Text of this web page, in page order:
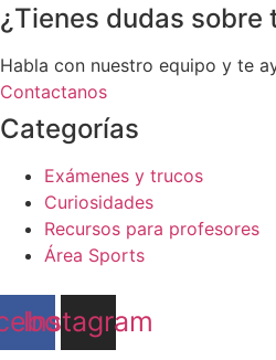
¿Tienes dudas sobre
Habla con nuestro equipo y te
Contactanos
Categorías
Exámenes y trucos
Curiosidades
Recursos para profesores
Área Sports
Instagram